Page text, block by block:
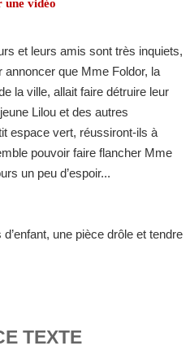
vidéo
et leurs amis sont très inquiets,
annoncer que Mme Foldor, la
la ville, allait faire détruire leur
Lilou et des autres
espace vert, réussiront-ils à
pouvoir faire flancher Mme
un peu d’espoir...
une pièce drôle et tendre
TEXTE